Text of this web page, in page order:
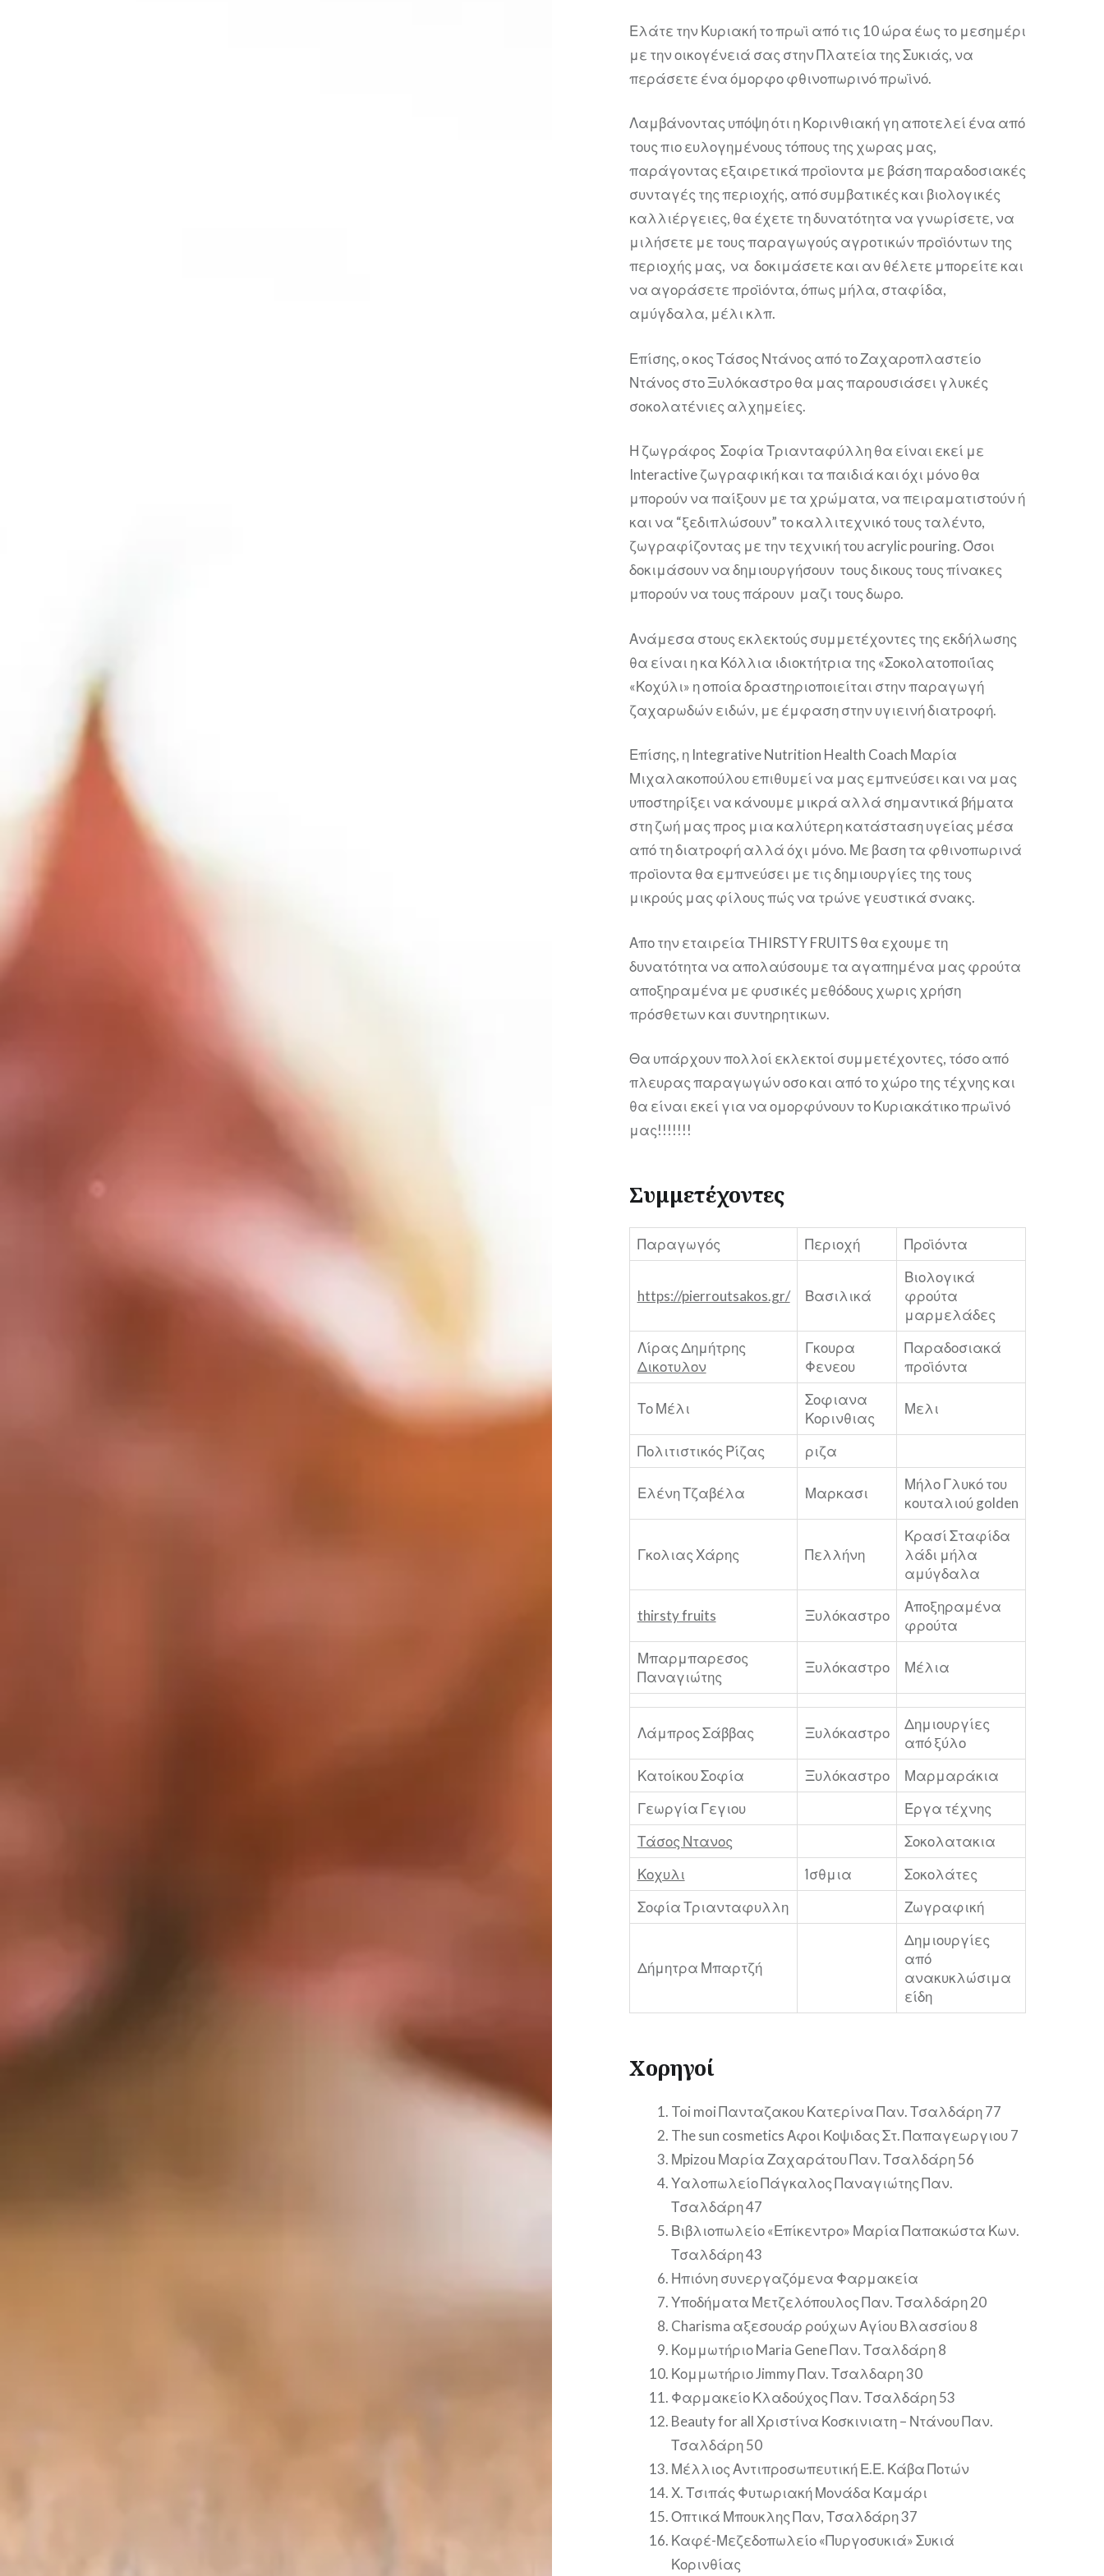
Ελάτε την Κυριακή το πρωϊ από τις 10 ώρα έως το μεσημέρι
με την οικογένειά σας στην Πλατεία της Συκιάς, να
περάσετε ένα όμορφο φθινοπωρινό πρωϊνό.
Λαμβάνοντας υπόψη ότι η Κορινθιακή γη αποτελεί ένα από
τους πιο ευλογημένους τόπους της χωρας μας,
παράγοντας εξαιρετικά προϊοντα με βάση παραδοσιακές
συνταγές της περιοχής, από συμβατικές και βιολογικές
καλλιέργειες, θα έχετε τη δυνατότητα να γνωρίσετε, να
μιλήσετε με τους παραγωγούς αγροτικών προϊόντων της
περιοχής μας, να δοκιμάσετε και αν θέλετε μπορείτε και
να αγοράσετε προϊόντα, όπως μήλα, σταφίδα,
αμύγδαλα, μέλι κλπ.
Επίσης, ο κος Τάσος Ντάνος από το Ζαχαροπλαστείο
Ντάνος στο Ξυλόκαστρο θα μας παρουσιάσει γλυκές
σοκολατένιες αλχημείες.
Η ζωγράφος Σοφία Τριανταφύλλη θα είναι εκεί με
Interactive ζωγραφική και τα παιδιά και όχι μόνο θα
μπορούν να παίξουν με τα χρώματα, να πειραματιστούν ή
και να “ξεδιπλώσουν” το καλλιτεχνικό τους ταλέντο,
ζωγραφίζοντας με την τεχνική του acrylic pouring. Όσοι
δοκιμάσουν να δημιουργήσουν τους δικους τους πίνακες
μπορούν να τους πάρουν μαζι τους δωρο.
Ανάμεσα στους εκλεκτούς συμμετέχοντες της εκδήλωσης
θα είναι η κα Κόλλια ιδιοκτήτρια της «Σοκολατοποιΐας
«Κοχύλι» η οποία δραστηριοποιείται στην παραγωγή
ζαχαρωδών ειδών, με έμφαση στην υγιεινή διατροφή.
Επίσης, η Integrative Nutrition Health Coach Μαρία
Μιχαλακοπούλου επιθυμεί να μας εμπνεύσει και να μας
υποστηρίξει να κάνουμε μικρά αλλά σημαντικά βήματα
στη ζωή μας προς μια καλύτερη κατάσταση υγείας μέσα
από τη διατροφή αλλά όχι μόνο. Με βαση τα φθινοπωρινά
προϊοντα θα εμπνεύσει με τις δημιουργίες της τους
μικρούς μας φίλους πώς να τρώνε γευστικά σνακς.
Απο την εταιρεία THIRSTY FRUITS θα εχουμε τη
δυνατότητα να απολαύσουμε τα αγαπημένα μας φρούτα
αποξηραμένα με φυσικές μεθόδους χωρις χρήση
πρόσθετων και συντηρητικων.
Θα υπάρχουν πολλοί εκλεκτοί συμμετέχοντες, τόσο από
πλευρας παραγωγών οσο και από το χώρο της τέχνης και
θα είναι εκεί για να ομορφύνουν το Κυριακάτικο πρωϊνό
μας!!!!!!!
Συμμετέχοντες
Παραγωγός Περιοχή Προϊόντα
https://pierroutsakos.gr/ Βασιλικά
Βιολογικά
φρούτα
μαρμελάδες
Λίρας Δημήτρης
Δικοτυλον
Γκουρα
Φενεου
Παραδοσιακά
προϊόντα
Το Μέλι
Σοφιανα
Κορινθιας
Μελι
Πολιτιστικός Ρίζας ριζα
Ελένη Τζαβέλα Μαρκασι
Μήλο Γλυκό του
κουταλιού golden
Γκολιας Χάρης Πελλήνη
Κρασί Σταφίδα
λάδι μήλα
αμύγδαλα
thirsty fruits Ξυλόκαστρο
Αποξηραμένα
φρούτα
Μπαρμπαρεσος
Παναγιώτης
Ξυλόκαστρο Μέλια
Λάμπρος Σάββας Ξυλόκαστρο
Δημιουργίες
από ξύλο
Κατοίκου Σοφία
Ξυλόκαστρο
Μαρμαράκια
Γεωργία Γεγιου
Έργα τέχνης
Τάσος Ντανος
Σοκολατακια
Κοχυλι
Ίσθμια
Σοκολάτες
Σοφία Τριανταφυλλη
Ζωγραφική
Δήμητρα Μπαρτζή
Δημιουργίες
από
ανακυκλώσιμα
είδη
Χορηγοί
Toi moi Πανταζακου Κατερίνα Παν. Τσαλδάρη 77
The sun cosmetics Αφοι Κοψιδας Στ. Παπαγεωργιου 7
Μpizou Μαρία Ζαχαράτου Παν. Τσαλδάρη 56
Υαλοπωλείο Πάγκαλος Παναγιώτης Παν.
Τσαλδάρη 47
Βιβλιοπωλείο «Επίκεντρο» Μαρία Παπακώστα Κων.
Τσαλδάρη 43
Ηπιόνη συνεργαζόμενα Φαρμακεία
Υποδήματα Μετζελόπουλος Παν. Τσαλδάρη 20
Charisma αξεσουάρ ρούχων Αγίου Βλασσίου 8
Κομμωτήριο Maria Gene Παν. Τσαλδάρη 8
Κομμωτήριο Jimmy Παν. Τσαλδαρη 30
Φαρμακείο Κλαδούχος Παν. Τσαλδάρη 53
Beauty for all Χριστίνα Κοσκινιατη – Ντάνου Παν.
Τσαλδάρη 50
Μέλλιος Αντιπροσωπευτική Ε.Ε. Κάβα Ποτών
Χ. Τσιπάς Φυτωριακή Μονάδα Καμάρι
Οπτικά Μπουκλης Παν, Τσαλδάρη 37
Καφέ-Μεζεδοπωλείο «Πυργοσυκιά» Συκιά
Κορινθίας